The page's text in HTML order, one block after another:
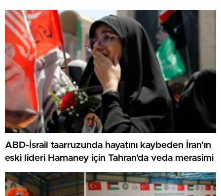
ABD-İsrail taarruzunda hayatını kaybeden İran’ın
eski lideri Hamaney için Tahran’da veda merasimi